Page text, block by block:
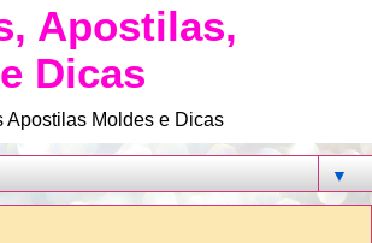
Apostilas,
Dicas
Apostilas Moldes e Dicas
▼